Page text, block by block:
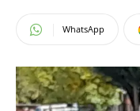
WhatsApp